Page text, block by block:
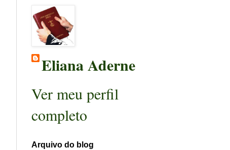
Eliana Aderne
Ver meu perfil
completo
Arquivo do blog